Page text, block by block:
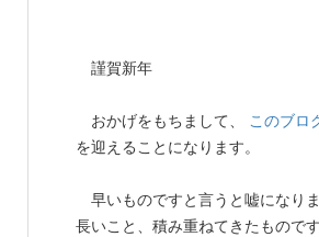
謹賀新年
おかげをもちまして、 このブロ
を迎えることになります。
早いものですと言うと嘘になり
長いこと、積み重ねてきたものです